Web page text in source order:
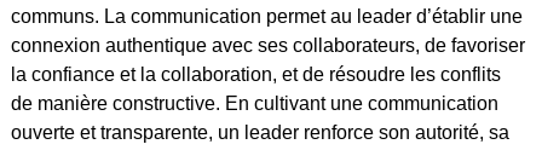
communs. La communication permet au leader d’établir une
connexion authentique avec ses collaborateurs, de favoriser
la confiance et la collaboration, et de résoudre les conflits
de manière constructive. En cultivant une communication
ouverte et transparente, un leader renforce son autorité, sa